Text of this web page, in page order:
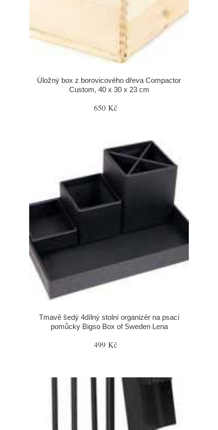
Úložný box z borovicového dřeva Compactor
Custom, 40 x 30 x 23 cm
650 Kč
Tmavě šedý 4dílný stolní organizér na psací
pomůcky Bigso Box of Sweden Lena
499 Kč